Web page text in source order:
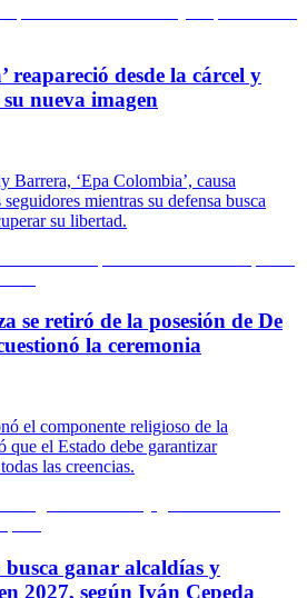
reapareció desde la cárcel y
nueva imagen
Barrera, ‘Epa Colombia’, causa
mientras su defensa busca
su libertad.
se retiró de la posesión de De
la ceremonia
el componente religioso de la
que el Estado debe garantizar
las creencias.
ganar alcaldías y
2027, según Iván Cepeda